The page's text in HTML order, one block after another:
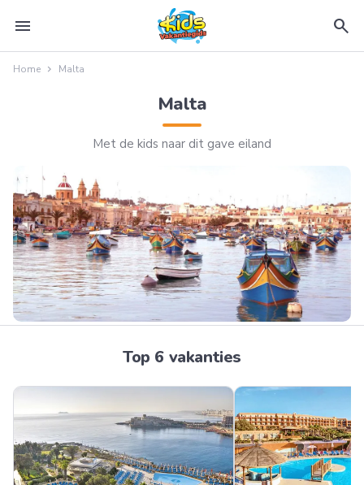
menu search
Home Malta
Malta
Met de kids naar dit gave eiland
Top 6 vakanties